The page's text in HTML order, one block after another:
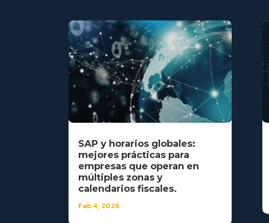
SAP y horarios globales:
mejores prácticas para
empresas que operan en
múltiples zonas y
calendarios fiscales.
Feb 4, 2026